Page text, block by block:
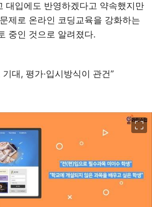
대입에도 반영하겠다고 약속했지만
제로 온라인 코딩교육을 강화하는
중인 것으로 알려졌다.
대, 평가·입시방식이 관건”